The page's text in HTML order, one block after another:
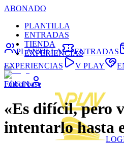
ABONADO
PLANTILLA
ENTRADAS
TIENDA
EXPERIENCIAS
LOGIN
PLANTILLA ENTRADAS
EXPERIENCIAS
V PLAY
Fútbol base
«Es difícil, pero
intentarlo hasta